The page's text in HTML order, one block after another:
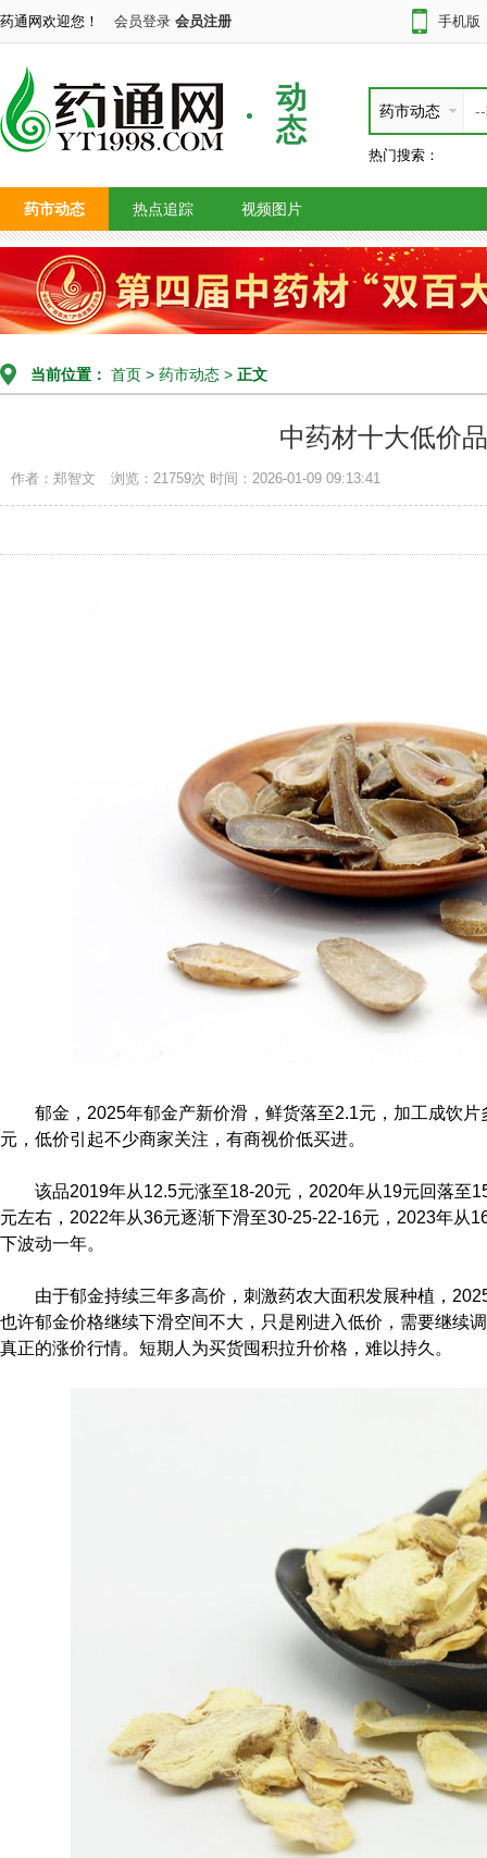
药通网欢迎您！ 会员登录 会员注册 手机版
动
态
药市动态
热门搜索：
药市动态 热点追踪 视频图片
当前位置： 首页 > 药市动态 > 正文
中药材十大低价
作者：郑智文 浏览：21759次 时间：2026-01-09 09:13:41
郁金，2025年郁金产新价滑，鲜货落至2.1元，加工成饮
元，低价引起不少商家关注，有商视价低买进。
该品2019年从12.5元涨至18-20元，2020年从19元回落至
元左右，2022年从36元逐渐下滑至30-25-22-16元，2023年从
下波动一年。
由于郁金持续三年多高价，刺激药农大面积发展种植，
也许郁金价格继续下滑空间不大，只是刚进入低价，需要继续
真正的涨价行情。短期人为买货囤积拉升价格，难以持久。